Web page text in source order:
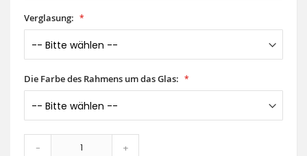
Verglasung:
Die Farbe des Rahmens um das Glas:
- +